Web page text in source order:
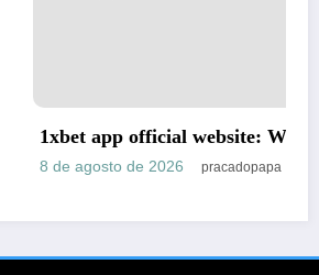
website: What to know
2026 pracadopapa